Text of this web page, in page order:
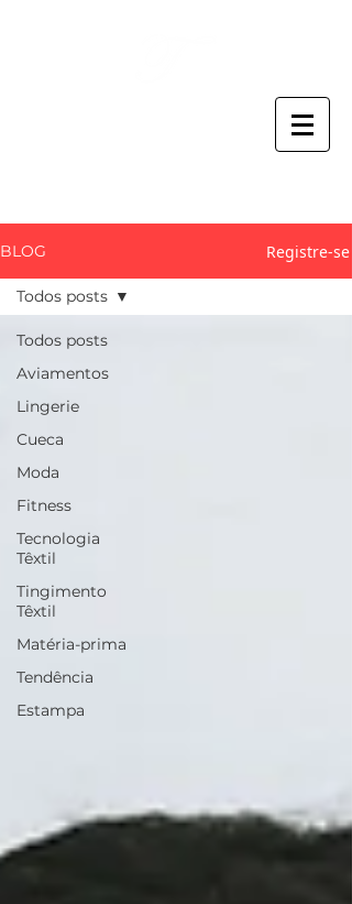
BLOG Registre-se
Todos posts
Aviamentos
Lingerie
Cueca
Moda
Fitness
Tecnologia
Têxtil
Tingimento
Têxtil
Matéria-prima
Tendência
Estampa
Todos posts